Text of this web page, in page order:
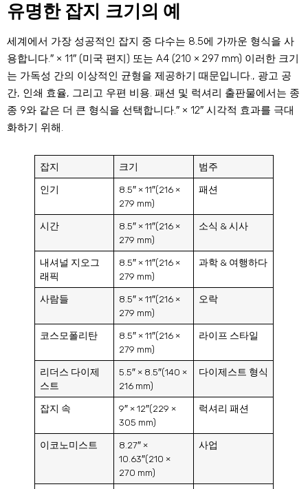
유명한 잡지 크기의 예
세계에서 가장 성공적인 잡지 중 다수는 8.5에 가까운 형식을 사
용합니다.″ × 11″ (미국 편지) 또는 A4 (210 × 297 mm) 이러한 크기
는 가독성 간의 이상적인 균형을 제공하기 때문입니다., 광고 공
간, 인쇄 효율, 그리고 우편 비용. 패션 및 럭셔리 출판물에서는 종
종 9와 같은 더 큰 형식을 선택합니다.″ × 12″ 시각적 효과를 극대
화하기 위해.
잡지 크기 범주
인기
8.5″ × 11″(216 ×
279 mm)
패션
시간
8.5″ × 11″(216 ×
279 mm)
소식 & 시사
내셔널 지오그
래픽
8.5″ × 11″(216 ×
279 mm)
과학 & 여행하다
사람들
8.5″ × 11″(216 ×
279 mm)
오락
코스모폴리탄
8.5″ × 11″(216 ×
279 mm)
라이프 스타일
리더스 다이제
스트
5.5″ × 8.5″(140 ×
216 mm)
다이제스트 형식
잡지 속
9″ × 12″(229 ×
305 mm)
럭셔리 패션
이코노미스트
8.27″ ×
10.63″(210 ×
270 mm)
사업